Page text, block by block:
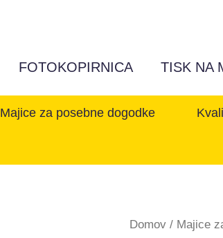
FOTOKOPIRNICA TISK NA
Majice za posebne dogodke
Domov / Majice